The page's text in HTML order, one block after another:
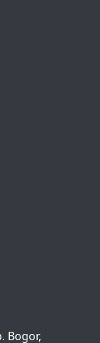
Bogor,